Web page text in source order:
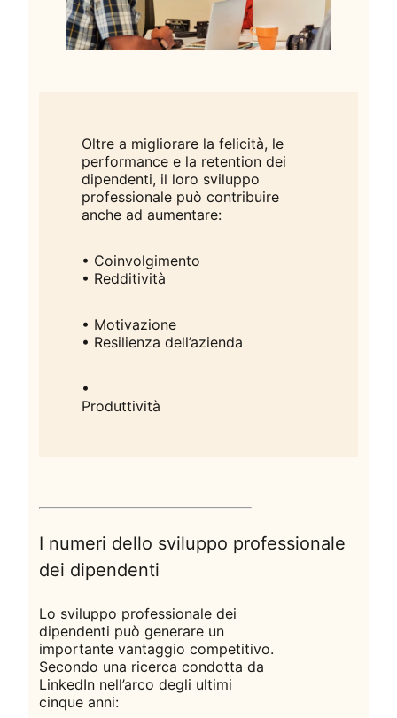
Oltre a migliorare la felicità, le
performance e la retention dei
dipendenti, il loro sviluppo
professionale può contribuire
anche ad aumentare:
• Coinvolgimento
• Redditività
• Motivazione
• Resilienza dell’azienda
•
Produttività
I numeri dello sviluppo professionale
dei dipendenti
Lo sviluppo professionale dei
dipendenti può generare un
importante vantaggio competitivo.
Secondo una ricerca condotta da
LinkedIn nell’arco degli ultimi
cinque anni: